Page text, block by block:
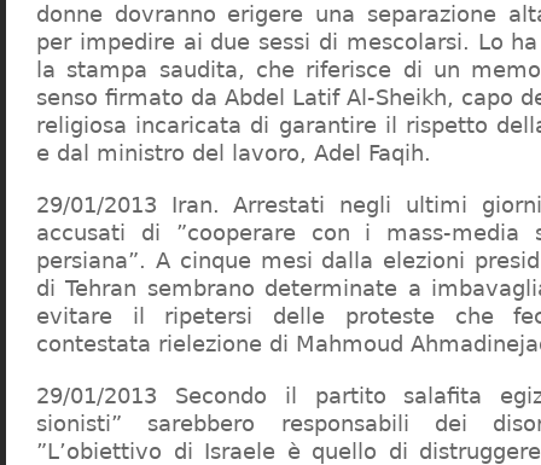
donne dovranno erigere una separazione
per impedire ai due sessi di mescolarsi. Lo
la stampa saudita, che riferisce di un
senso firmato da Abdel Latif Al-Sheikh, capo
religiosa incaricata di garantire il rispetto
e dal ministro del lavoro, Adel Faqih.
29/01/2013 Iran. Arrestati negli ultimi
accusati di ”cooperare con i mass-media
persiana”. A cinque mesi dalla elezioni
di Tehran sembrano determinate a
evitare il ripetersi delle proteste che
contestata rielezione di Mahmoud
29/01/2013 Secondo il partito salafita
sionisti” sarebbero responsabili dei
”L’obiettivo di Israele è quello di